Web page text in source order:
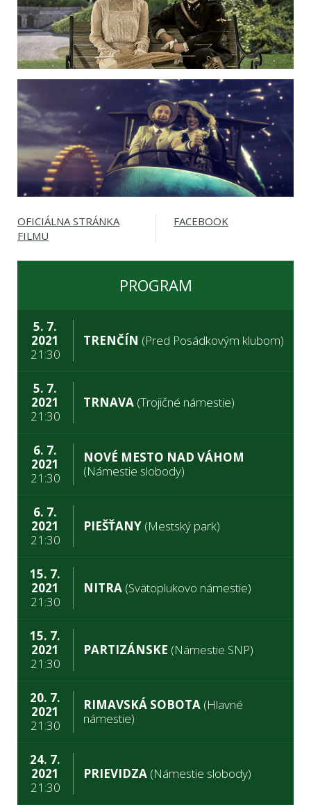
OFICIÁLNA STRÁNKA
FILMU
FACEBOOK
PROGRAM
5. 7.
2021
21:30
TRENČÍN (Pred Posádkovým klubom)
5. 7.
2021
21:30
TRNAVA (Trojičné námestie)
6. 7.
2021
21:30
NOVÉ MESTO NAD VÁHOM
(Námestie slobody)
6. 7.
2021
21:30
PIEŠŤANY (Mestský park)
15. 7.
2021
21:30
NITRA (Svätoplukovo námestie)
15. 7.
2021
21:30
PARTIZÁNSKE (Námestie SNP)
20. 7.
2021
21:30
RIMAVSKÁ SOBOTA (Hlavné
námestie)
24. 7.
2021
21:30
PRIEVIDZA (Námestie slobody)